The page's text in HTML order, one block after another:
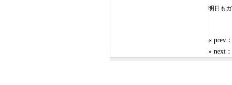
明日も
« prev
» next